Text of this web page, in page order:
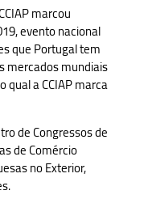
marcou
evento nacional
que Portugal tem
mercados mundiais
qual a CCIAP marca
de Congressos de
de Comércio
no Exterior,